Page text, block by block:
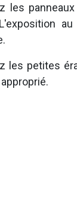
les
les petites